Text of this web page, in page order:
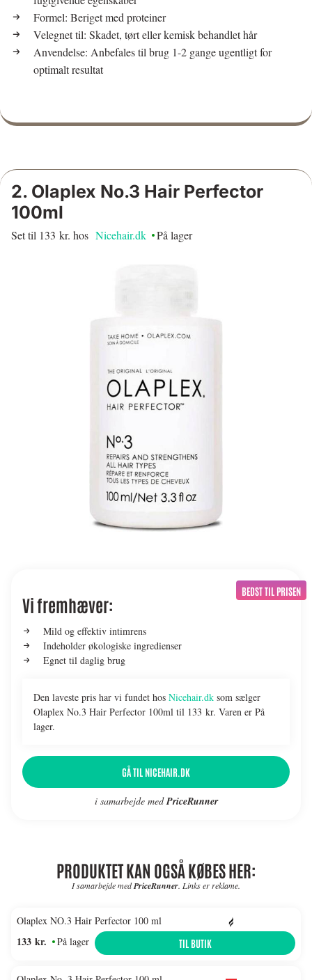
Formel: Beriget med proteiner
Velegnet til: Skadet, tørt eller kemisk behandlet hår
Anvendelse: Anbefales til brug 1-2 gange ugentligt for
optimalt resultat
2. Olaplex No.3 Hair Perfector
100ml
Set til 133 kr. hos Nicehair.dk På lager
BEDST TIL PRISEN
Vi fremhæver:
Mild og effektiv intimrens
Indeholder økologiske ingredienser
Egnet til daglig brug
Den laveste pris har vi fundet hos Nicehair.dk som sælger
Olaplex No.3 Hair Perfector 100ml til 133 kr. Varen er På
lager.
GÅ TIL NICEHAIR.DK
i samarbejde medPriceRunner
PRODUKTET KAN OGSÅ KØBES HER:
I samarbejde medPriceRunner. Links er reklame.
Olaplex NO.3 Hair Perfector 100 ml
På lager
133 kr. TIL BUTIK